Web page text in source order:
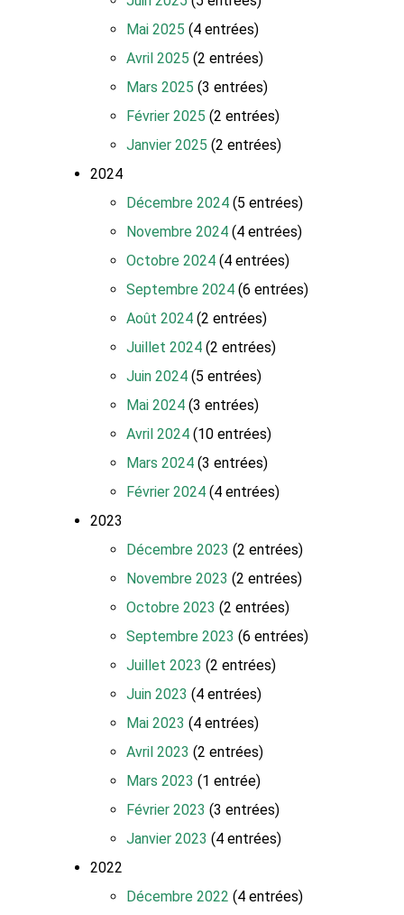
Mai 2025 (4 entrées)
Avril 2025 (2 entrées)
Mars 2025 (3 entrées)
Février 2025 (2 entrées)
Janvier 2025 (2 entrées)
2024
Décembre 2024 (5 entrées)
Novembre 2024 (4 entrées)
Octobre 2024 (4 entrées)
Septembre 2024 (6 entrées)
Août 2024 (2 entrées)
Juillet 2024 (2 entrées)
Juin 2024 (5 entrées)
Mai 2024 (3 entrées)
Avril 2024 (10 entrées)
Mars 2024 (3 entrées)
Février 2024 (4 entrées)
2023
Décembre 2023 (2 entrées)
Novembre 2023 (2 entrées)
Octobre 2023 (2 entrées)
Septembre 2023 (6 entrées)
Juillet 2023 (2 entrées)
Juin 2023 (4 entrées)
Mai 2023 (4 entrées)
Avril 2023 (2 entrées)
Mars 2023 (1 entrée)
Février 2023 (3 entrées)
Janvier 2023 (4 entrées)
2022
Décembre 2022 (4 entrées)